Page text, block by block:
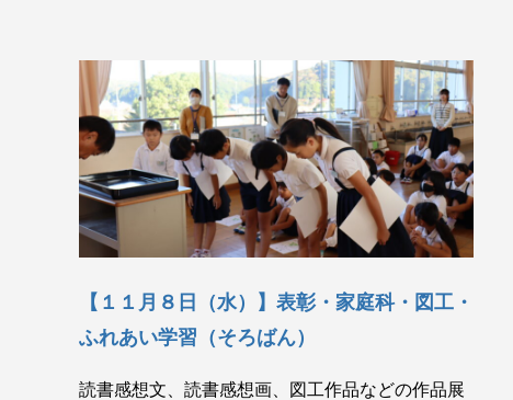
【１１月８日（水）】表彰・家庭科・図工・
ふれあい学習（そろばん）
読書感想文、読書感想画、図工作品などの作品展